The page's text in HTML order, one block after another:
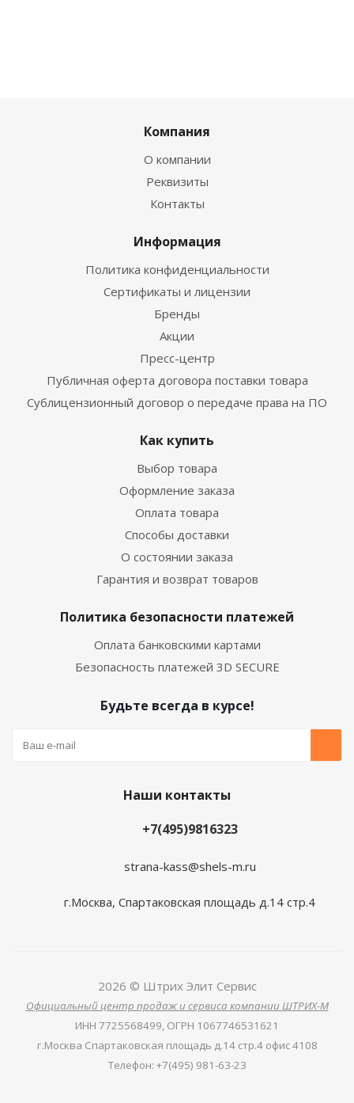
Компания
О компании
Реквизиты
Контакты
Информация
Политика конфиденциальности
Сертификаты и лицензии
Бренды
Акции
Пресс-центр
Публичная оферта договора поставки товара
Сублицензионный договор о передаче права на ПО
Как купить
Выбор товара
Оформление заказа
Оплата товара
Способы доставки
О состоянии заказа
Гарантия и возврат товаров
Политика безопасности платежей
Оплата банковскими картами
Безопасность платежей 3D SECURE
Будьте всегда в курсе!
Наши контакты
+7(495)9816323
strana-kass@shels-m.ru
г.Москва, Спартаковская площадь д.14 стр.4
2026 © Штрих Элит Сервис
Официальный центр продаж и сервиса компании ШТРИХ-М
ИНН 7725568499, ОГРН 1067746531621
г.Москва Спартаковская площадь д.14 стр.4 офис 4108
Телефон: +7(495) 981-63-23